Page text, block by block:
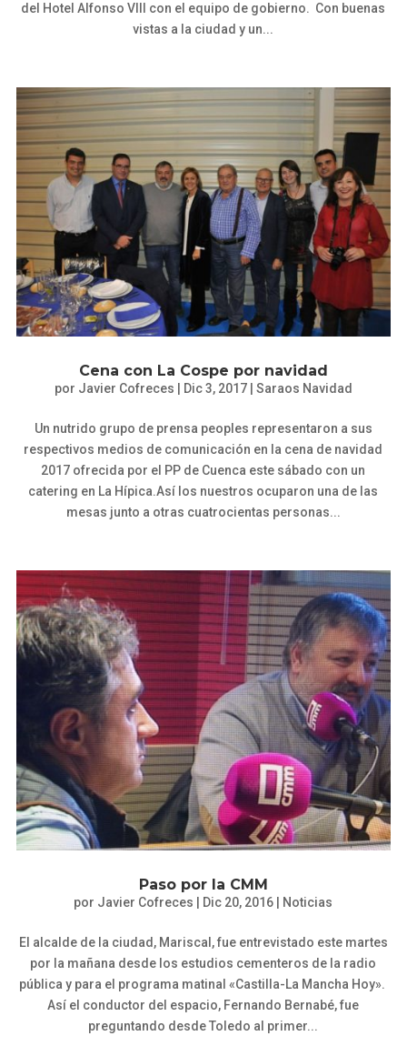
del Hotel Alfonso VIII con el equipo de gobierno. Con buenas
vistas a la ciudad y un...
Cena con La Cospe por navidad
por Javier Cofreces | Dic 3, 2017| Saraos Navidad
Un nutrido grupo de prensa peoples representaron a sus
respectivos medios de comunicación en la cena de navidad
2017 ofrecida por el PP de Cuenca este sábado con un
catering en La Hípica.Así los nuestros ocuparon una de las
mesas junto a otras cuatrocientas personas...
Paso por la CMM
por Javier Cofreces Dic 20, 2016 Noticias
El alcalde de la ciudad, Mariscal, fue entrevistado este martes
por la mañana desde los estudios cementeros de la radio
pública y para el programa matinal «Castilla-La Mancha Hoy».
Así el conductor del espacio, Fernando Bernabé, fue
preguntando desde Toledo al primer...